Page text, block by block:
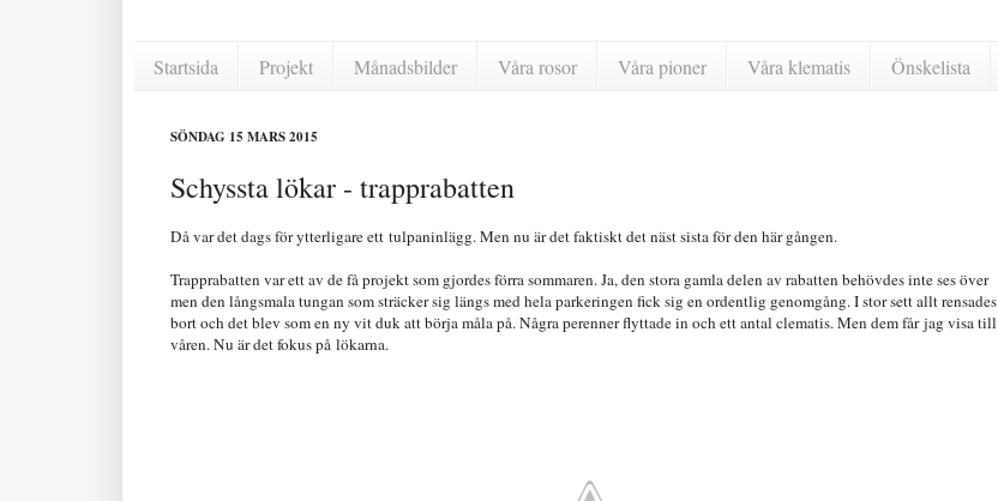
Startsida Projekt Månadsbilder Våra rosor Våra pioner Våra klematis Önskelista
SÖNDAG 15 MARS 2015
Schyssta lökar - trapprabatten
Då var det dags för ytterligare ett tulpaninlägg. Men nu är det faktiskt det näst sista för den här gången.
Trapprabatten var ett av de få projekt som gjordes förra sommaren. Ja, den stora gamla delen av rabatten behövdes inte ses över
men den långsmala tungan som sträcker sig längs med hela parkeringen fick sig en ordentlig genomgång. I stor sett allt rensades
bort och det blev som en ny vit duk att börja måla på. Några perenner flyttade in och ett antal clematis. Men dem får jag visa till
våren. Nu är det fokus på lökarna.